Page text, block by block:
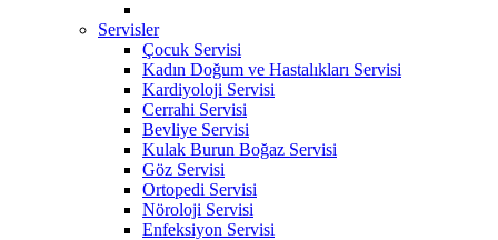
Servisler
Çocuk Servisi
Kadın Doğum ve Hastalıkları Servisi
Kardiyoloji Servisi
Cerrahi Servisi
Bevliye Servisi
Kulak Burun Boğaz Servisi
Göz Servisi
Ortopedi Servisi
Nöroloji Servisi
Enfeksiyon Servisi